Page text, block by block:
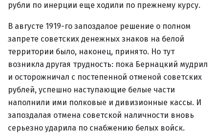
рубли по инерции еще ходили по прежнему курсу.
В августе 1919-го запоздалое решение о полном
запрете советских денежных знаков на белой
территории было, наконец, принято. Но тут
возникла другая трудность: пока Бернацкий мудрил
и осторожничал с постепенной отменой советских
рублей, успешно наступающие белые части
наполнили ими полковые и дивизионные кассы. И
запоздалая отмена советской наличности вновь
серьезно ударила по снабжению белых войск.